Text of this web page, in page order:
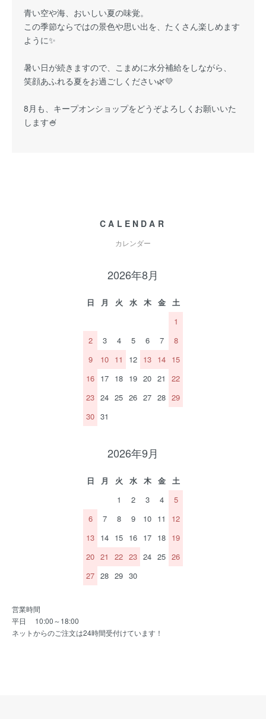
青い空や海、おいしい夏の味覚。
この季節ならではの景色や思い出を、たくさん楽しめます
ように✨
暑い日が続きますので、こまめに水分補給をしながら、
笑顔あふれる夏をお過ごしください🌿💛
8月も、キープオンショップをどうぞよろしくお願いいた
します🍧
CALENDAR
カレンダー
2026年8月
日 月 火 水 木 金
土
1
2
3 4 5 6 7
8
9
10 11 12 13 14 15
16 17 18 19 20 21
22
23 24 25 26 27 28 29
30 31
2026年9月
日 月 火 水 木 金
土
1
2 3 4
5
6
7 8 9 10 11
12
13 14 15 16 17 18 19
20 21 22 23 24 25 26
27 28 29 30
営業時間
平日 10:00～18:00
ネットからのご注文は24時間受付けています！